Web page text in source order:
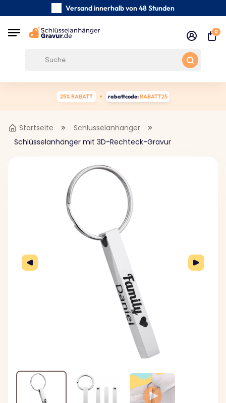
Versand innerhalb von 48 Stunden
0
25% RABATT rabattcode:RABATT25
Startseite
Schlusselanhanger
Schlüsselanhänger mit 3D-Rechteck-Gravur